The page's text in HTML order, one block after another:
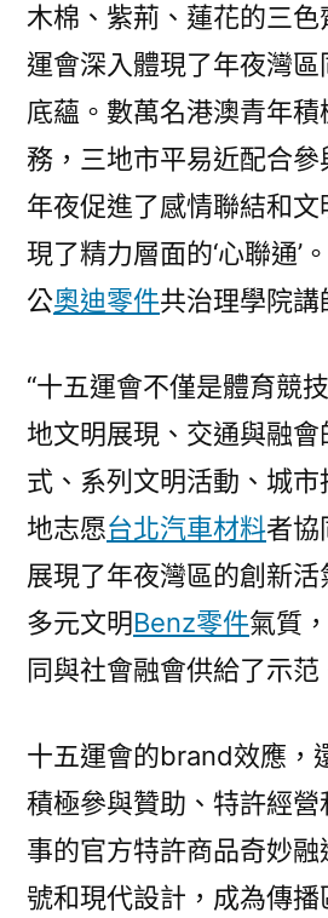
木棉、紫荊、蓮花的三色
運會深入體現了年夜灣
底蘊。數萬名港澳青年
務，三地市平易近配合
年夜促進了感情聯結和
現了精力層面的‘心聯通’
公奧迪零件共治理學院講
“十五運會不僅是體育競
地文明展現、交通與融
式、系列文明活動、城
地志愿台北汽車材料者協
展現了年夜灣區的創新
多元文明Benz零件氣質
同與社會融會供給了示范
十五運會的brand效應，
積極參與贊助、特許經
事的官方特許商品奇妙
號和現代設計，成為傳